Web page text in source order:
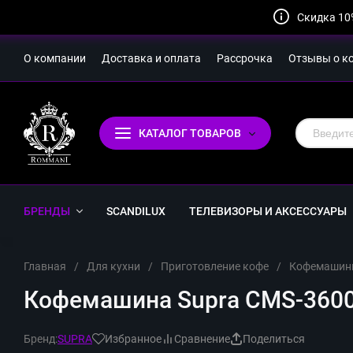
Скидка
О компании Доставка и оплата Рассрочка Отзывы о
КАТАЛОГ ТОВАРОВ
БРЕНДЫ SCANDILUX ТЕЛЕВИЗОРЫ И АКСЕССУАРЫ
Главная / Для кухни / Приготовление кофе /
Кофемашина Supra CMS-
Бренд:SUPRA Избранное Сравнение Поделиться